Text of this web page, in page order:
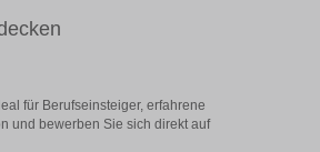
für Berufseinsteiger, erfahrene
und bewerben Sie sich direkt auf